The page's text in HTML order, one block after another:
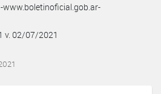
www.boletinoficial.gob.ar-
v. 02/07/2021